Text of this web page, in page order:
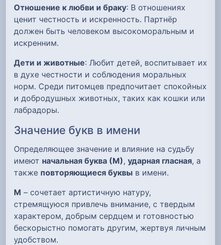
Отношение к любви и браку: В отношениях
ценит честность и искренность. Партнёр
должен быть человеком высокоморальным и
искренним.
Дети и животные: Любит детей, воспитывает их
в духе честности и соблюдения моральных
норм. Среди питомцев предпочитает спокойных
и добродушных животных, таких как кошки или
лабрадоры.
Значение букв в имени
Определяющее значение и влияние на судьбу
имеют начальная буква (М), ударная гласная, а
также повторяющиеся буквы в имени.
М – сочетает артистичную натуру,
стремящуюся привлечь внимание, с твердым
характером, добрым сердцем и готовностью
бескорыстно помогать другим, жертвуя личным
удобством.